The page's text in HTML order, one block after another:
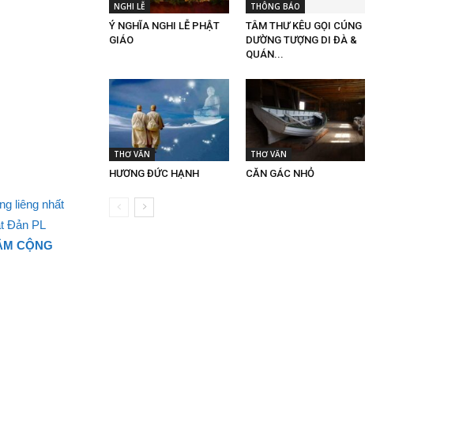
liêng nhất
Đản PL
CỘNG
NGHI LỄ
Ý NGHĨA NGHI LỄ PHẬT
GIÁO
THÔNG BÁO
TÂM THƯ KÊU GỌI CÚNG
DƯỜNG TƯỢNG DI ĐÀ &
QUÁN...
THƠ VĂN
HƯƠNG ĐỨC HẠNH
THƠ VĂN
CĂN GÁC NHỎ